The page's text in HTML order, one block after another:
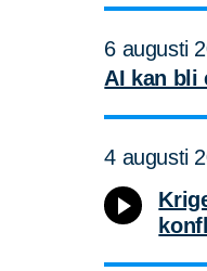
6 augusti
AI kan bli
4 augusti